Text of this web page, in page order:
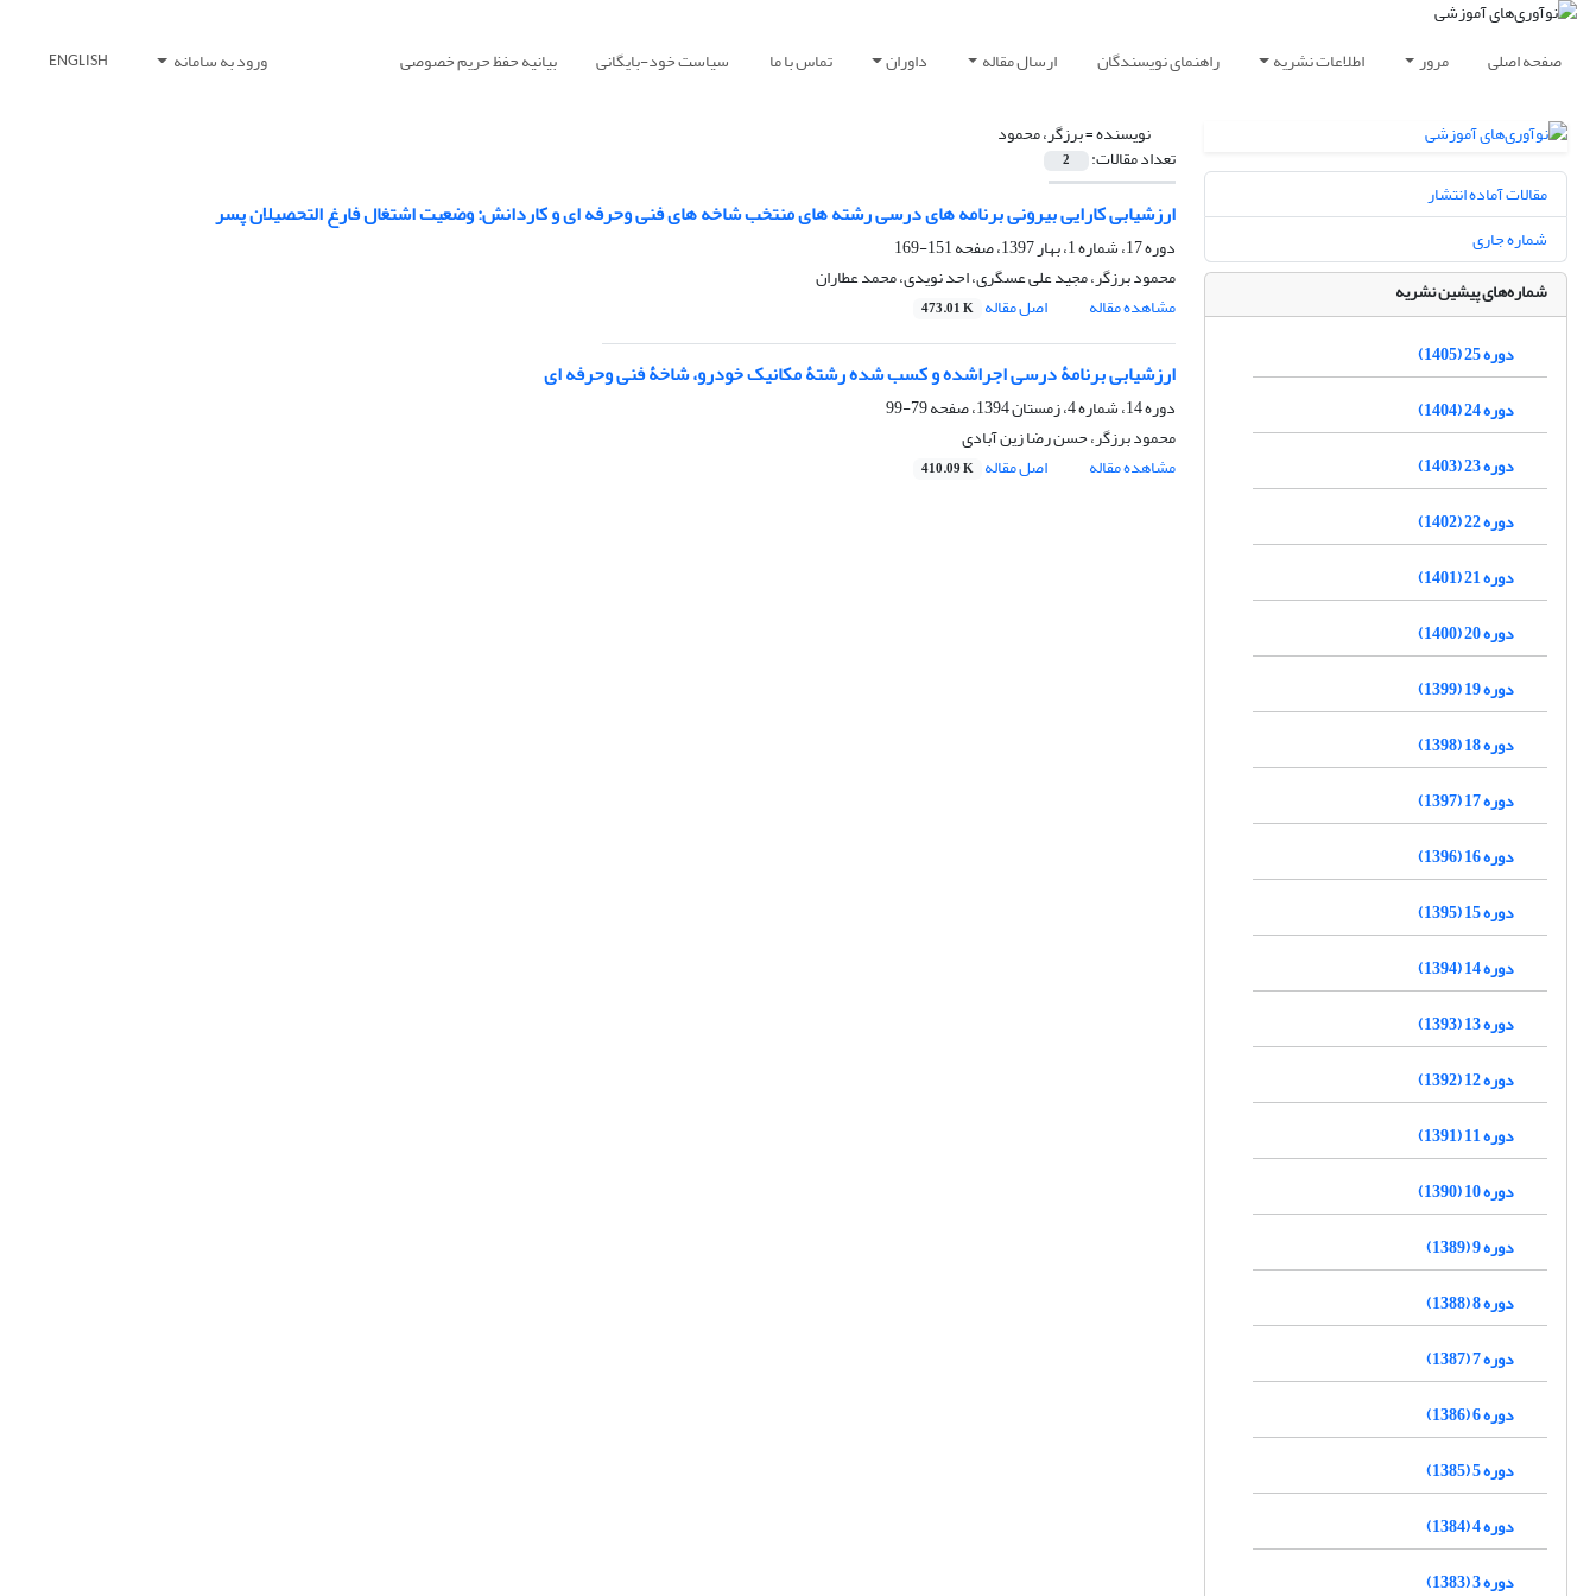
صفحه اصلی مرور اطلاعات نشریه راهنمای نویسندگان ارسال مقاله داوران تماس با ما سیاست خود-بایگانی بیانیه حفظ حریم خصوصی ورود به سامانه ENGLISH
نویسنده =برزگر، محمود
تعداد مقالات: 2
ارزشیابی کارایی بیرونی برنامه های درسی رشته های منتخب شاخه های فنی وحرفه ای و کاردانش: وضعیت اشتغال فارغ التحصیلان پسر
دوره 17، شماره 1، بهار 1397، صفحه
151-169
محمود برزگر، مجید علی عسگری، احد نویدی، محمد عطاران
مشاهده مقاله
اصل مقاله 473.01 K
ارزشیابی برنامۀ درسی اجراشده و کسب شده رشتۀ مکانیک خودرو، شاخۀ فنی وحرفه ای
دوره 14، شماره 4، زمستان 1394، صفحه
79-99
محمود برزگر، حسن رضا زین آبادی
مشاهده مقاله
اصل مقاله 410.09 K
مقالات آماده انتشار
شماره جاری
شماره‌های پیشین نشریه
دوره 25 (1405)
دوره 24 (1404)
دوره 23 (1403)
دوره 22 (1402)
دوره 21 (1401)
دوره 20 (1400)
دوره 19 (1399)
دوره 18 (1398)
دوره 17 (1397)
دوره 16 (1396)
دوره 15 (1395)
دوره 14 (1394)
دوره 13 (1393)
دوره 12 (1392)
دوره 11 (1391)
دوره 10 (1390)
دوره 9 (1389)
دوره 8 (1388)
دوره 7 (1387)
دوره 6 (1386)
دوره 5 (1385)
دوره 4 (1384)
دوره 3 (1383)